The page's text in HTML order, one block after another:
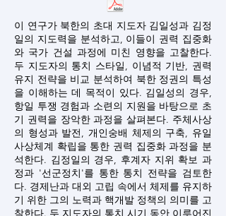
이 연구가 북한의 초대 지도자 김일성과 김정
일의 지도력을 분석하고, 이들이 권력 집중화
와 국가 건설 과정에 미친 영향을 고찰한다.
두 지도자의 통치 스타일, 이념적 기반, 권력
유지 전략을 비교 분석하여 북한 정권의 특성
을 이해하는 데 목적이 있다. 김일성의 경우,
항일 투쟁 경험과 소련의 지원을 바탕으로 초
기 권력을 장악한 과정을 살펴본다. 주체사상
의 형성과 발전, 개인숭배 체제의 구축, 유일
사상체계 확립을 통한 권력 집중화 과정을 분
석한다. 김정일의 경우, 후계자 지위 확보 과
정과 '선군정치'를 통한 통치 전략을 검토한
다. 경제난과 대외 고립 속에서 체제를 유지하
기 위한 그의 노력과 핵개발 정책의 의미를 고
찰한다. 두 지도자의 통치 시기 동안 이루어진